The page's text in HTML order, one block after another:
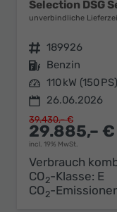
unverbindliche
Fahrzeugnr. 189926
Kraftstoff Benzin
Leistung 110 kW (150 PS)
26.06.2026
29.885,– €
incl. 19% MwSt.
39.430,– €
Verbrauch
CO2-Klasse: E
CO2-